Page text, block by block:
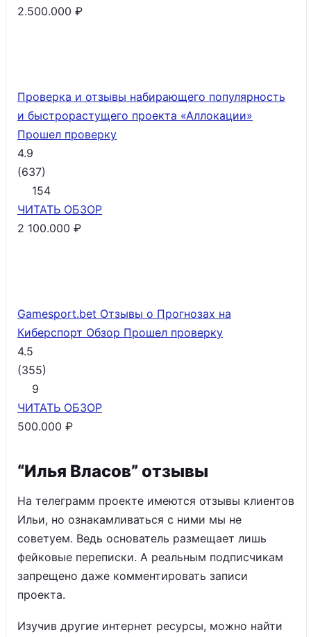
2.500.000 ₽
Проверка и отзывы набирающего популярность
и быстрорастущего проекта «Аллокации»
Прошел проверку
4.9
(637)
154
ЧИТАТЬ ОБЗОР
2 100.000 ₽
Gamesport.bet Отзывы о Прогнозах на
Киберспорт Обзор Прошел проверку
4.5
(355)
9
ЧИТАТЬ ОБЗОР
500.000 ₽
“Илья Власов” отзывы
На телеграмм проекте имеются отзывы клиентов
Ильи, но ознакамливаться с ними мы не
советуем. Ведь основатель размещает лишь
фейковые переписки. А реальным подписчикам
запрещено даже комментировать записи
проекта.
Изучив другие интернет ресурсы, можно найти